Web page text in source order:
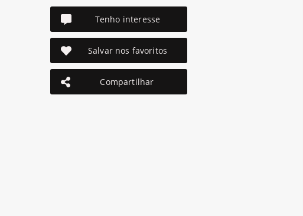
Tenho interesse
Salvar nos favoritos
Compartilhar